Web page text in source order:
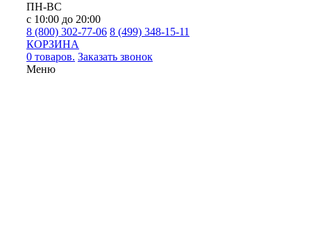
ПН-ВС
с 10:00 до 20:00
8 (800) 302-77-06 8 (499) 348-15-11
КОРЗИНА
0 товаров. Заказать звонок
Меню